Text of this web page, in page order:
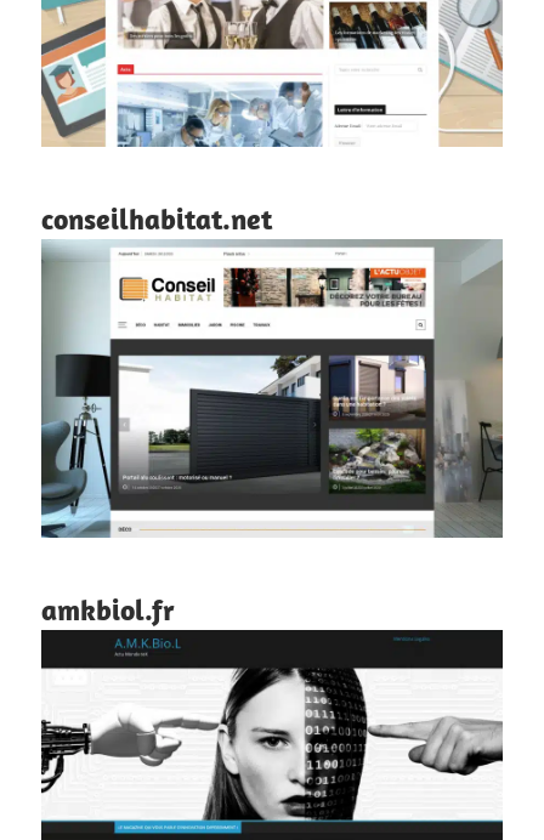
conseilhabitat.net
amkbiol.fr